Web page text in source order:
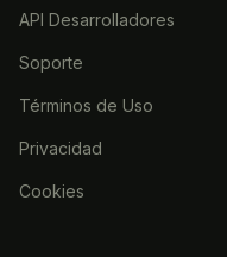
API Desarrolladores
Soporte
Términos de Uso
Privacidad
Cookies